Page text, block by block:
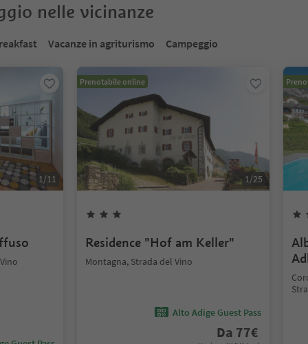
nelle vicinanze
Vacanze in agriturismo Campeggio
1/11
Prenotabile online
1/25
Residence "Hof am Keller"
Montagna, Strada del Vino
Alto Adige Guest Pass
Da 77€